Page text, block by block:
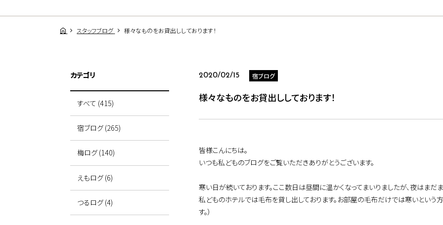
スタッフブログ 様々なものをお貸出ししております！
2020/02/15 宿ブログ
様々なものをお貸出ししております！
皆様こんにちは。
いつも私どものブログをご覧いただきありがとうございます。
寒い日が続いております。ここ数日は昼間に温かくなってまいりましたが、夜はまだ
私どものホテルでは毛布を貸し出しております。お部屋の毛布だけでは寒いという
す。）
カテゴリ
すべて (415)
宿ブログ (265)
梅ログ (140)
えもログ (6)
つるログ (4)